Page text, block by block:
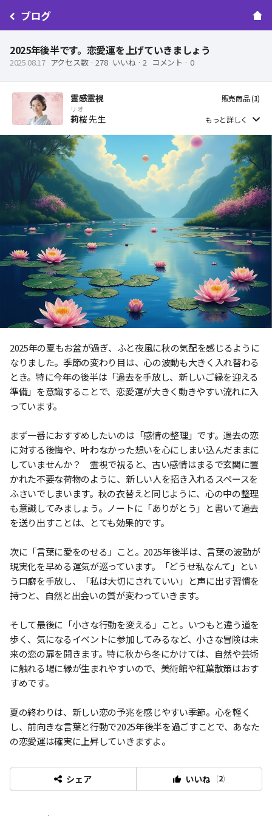
ブログ
2025年後半です。恋愛運を上げていきましょう
2025.08.17 アクセス数 ·278 いいね ·2 コメント · 0
霊感霊視 販売商品 (1)
リオ
莉桜先生 もっと詳しく
2025年の夏もお盆が過ぎ、ふと夜風に秋の気配を感じるように
なりました。季節の変わり目は、心の波動も大きく入れ替わる
とき。特に今年の後半は「過去を手放し、新しいご縁を迎える
準備」を意識することで、恋愛運が大きく動きやすい流れに入
っています。
まず一番におすすめしたいのは「感情の整理」です。過去の恋
に対する後悔や、叶わなかった想いを心にしまい込んだままに
していませんか？ 霊視で視ると、古い感情はまるで玄関に置
かれた不要な荷物のように、新しい人を招き入れるスペースを
ふさいでしまいます。秋の衣替えと同じように、心の中の整理
も意識してみましょう。ノートに「ありがとう」と書いて過去
を送り出すことは、とても効果的です。
次に「言葉に愛をのせる」こと。2025年後半は、言葉の波動が
現実化を早める運気が巡っています。「どうせ私なんて」とい
う口癖を手放し、「私は大切にされていい」と声に出す習慣を
持つと、自然と出会いの質が変わっていきます。
そして最後に「小さな行動を変える」こと。いつもと違う道を
歩く、気になるイベントに参加してみるなど、小さな冒険は未
来の恋の扉を開きます。特に秋から冬にかけては、自然や芸術
に触れる場に縁が生まれやすいので、美術館や紅葉散策はおす
すめです。
夏の終わりは、新しい恋の予兆を感じやすい季節。心を軽く
し、前向きな言葉と行動で2025年後半を過ごすことで、あなた
の恋愛運は確実に上昇していきますよ。
シェア いいね (2)